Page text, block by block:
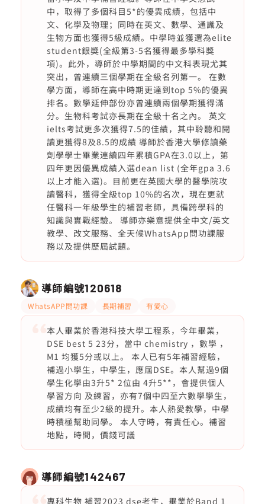
中，取得了多個科目5*的優異成績，包括中
文、化學及物理；同時在英文、數學、通識及
生物方面也獲得5級成績。中學時並獲選為elite
student銀獎(全級第3-5名獲得最多學科獎
項)。此外，導師於中學期間的中文科表現尤其
突出，曾連續三個學期在全級名列第一。 在數
學方面，導師在高中時期更達到top 5%的優異
排名。數學延伸部份亦曾連續兩個學期獲得滿
分。生物科考試亦長期在全級十名之內。 英文
ielts考試更多次獲得7.5的佳績，其中聆聽和閱
讀更獲得8及8.5的成績 導師於香港大學修讀藥
劑學學士畢業連續四年累積GPA在3.0以上，第
四年更因優異成績入選dean list (全年gpa 3.6
以上才能入選)。目前更在英國大學的醫學院攻
讀醫科，獲得全級top 10%的名次，現在更就
任醫科一年級學生的補習老師，具備跨學科的
知識與實戰經驗。 導師亦樂意提供全中文/英文
教學、改文服務、全天候WhatsApp問功課服
務以及提供歷屆試題。
導師編號120618
WhatsAPP問功課 長期補習 有愛心
本人畢業於香港科技大學工程系，今年畢業，
DSE best 5 23分，當中 chemistry ，數學 ，
M1 均獲5分或以上。 本人已有5年補習經驗，
補過小學生，中學生，應屆DSE。本人幫過9個
學生化學由3升5* 2位由 4升5**，會提供個人
學習方向 及練習，亦有7個中四至六數學學生，
成績均有至少2級的提升。本人熱愛教學，中學
時積極幫助同學。 本人守時，有責任心。補習
地點，時間，價錢可議
導師編號142467
專科生物 補習2023 dse考生，畢業於Band 1